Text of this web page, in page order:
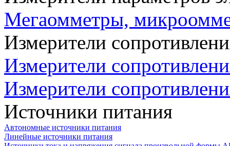
Мегаомметры,
Измерители
Измерители
Измерители
Источники питания
Автономные источники питания
Линейные источники питания